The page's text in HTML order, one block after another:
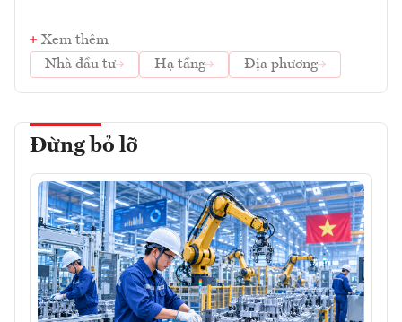
Xem thêm
Nhà đầu tư
Hạ tầng Địa phương
Đừng bỏ lỡ